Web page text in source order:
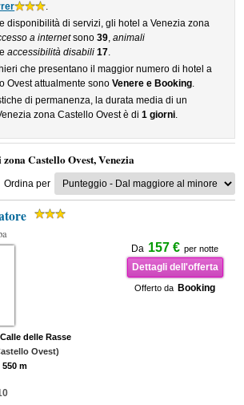
.
disponibilità di servizi, gli hotel a Venezia zona
a internetsono39,animali
eaccessibilità disabili 17.
che presentano il maggior numero di hotel a
Ovest attualmente sonoVenere e Booking.
di permanenza, la durata media di un
zona Castello Ovest è di1 giorni.
Castello Ovest, Venezia
Ordina per
Da 157 € per notte
Dettagli dell'offerta
Offerto da Booking
delle Rasse
Ovest)
550 m